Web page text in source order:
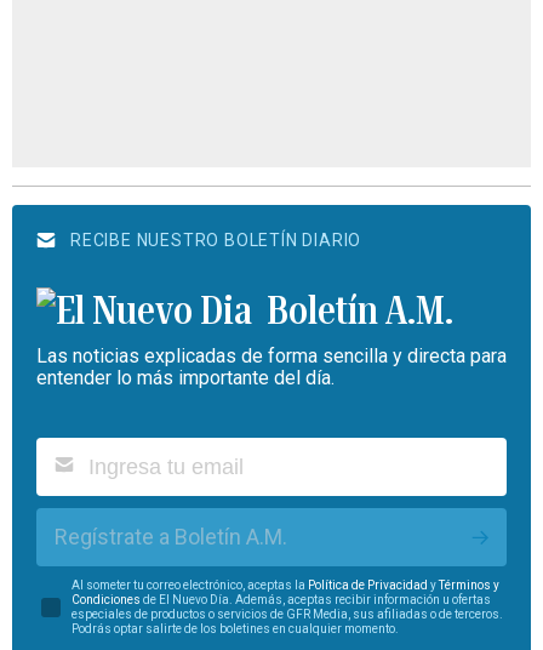
RECIBE NUESTRO BOLETÍN DIARIO
Boletín A.M.
Las noticias explicadas de forma sencilla y directa para
entender lo más importante del día.
Regístrate a Boletín A.M.
Al someter tu correo electrónico, aceptas la Política de Privacidad yTérminos y
Condiciones de El Nuevo Día. Además, aceptas recibir información u ofertas
especiales de productos o servicios de GFR Media, sus afiliadas o de terceros.
Podrás optar salirte de los boletines en cualquier momento.